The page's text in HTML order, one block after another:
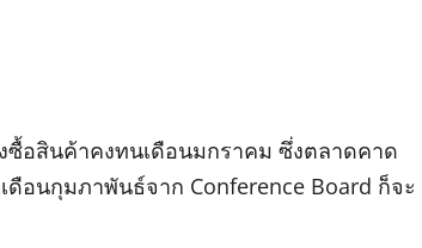
ซื้อสินค้าคงทนเดือนมกราคม ซึ่งตลาดคาด
อนกุมภาพันธ์จาก Conference Board ก็จะ